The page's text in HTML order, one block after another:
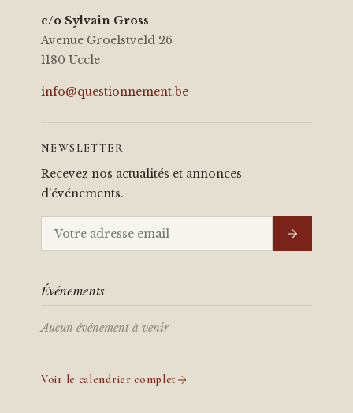
c/o Sylvain Gross
Avenue Groelstveld 26
1180 Uccle
info@questionnement.be
NEWSLETTER
Recevez nos actualités et annonces
d'événements.
Événements
Aucun événement à venir
Voir le calendrier complet